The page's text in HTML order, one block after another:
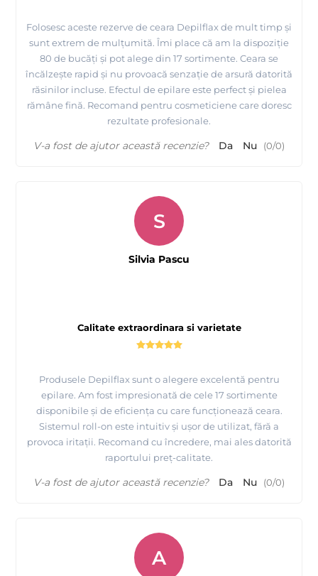
Tutorial Depilflax, epilare cu ceara de unica folosinta la
rezerve ROLL ON
Depilflax
Folosesc aceste rezerve de ceara Depilflax de mult timp și
sunt extrem de mulțumită. Îmi place că am la dispoziție
80 de bucăți și pot alege din 17 sortimente. Ceara se
încălzește rapid și nu provoacă senzație de arsură datorită
răsinilor incluse. Efectul de epilare este perfect și pielea
rămâne fină. Recomand pentru cosmeticiene care doresc
rezultate profesionale.
V-a fost de ajutor această recenzie? Da Nu (0/0)
Calitate extraordinara si varietate
Produsele Depilflax sunt o alegere excelentă pentru
epilare. Am fost impresionată de cele 17 sortimente
disponibile și de eficiența cu care funcționează ceara.
Sistemul roll-on este intuitiv și ușor de utilizat, fără a
provoca iritații. Recomand cu încredere, mai ales datorită
raportului preț-calitate.
S
Silvia Pascu
V-a fost de ajutor această recenzie? Da Nu (0/0)
A